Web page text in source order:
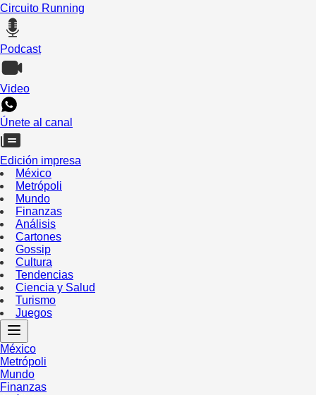
Circuito Running
Podcast
Video
Únete al canal
Edición impresa
México
Metrópoli
Mundo
Finanzas
Análisis
Cartones
Gossip
Cultura
Tendencias
Ciencia y Salud
Turismo
Juegos
México
Metrópoli
Mundo
Finanzas